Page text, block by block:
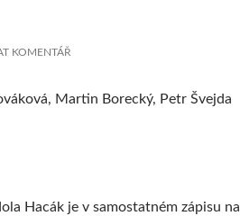
KOMENTÁŘ
Martin Borecký, Petr Švejda
Hacák je v samostatném zápisu na